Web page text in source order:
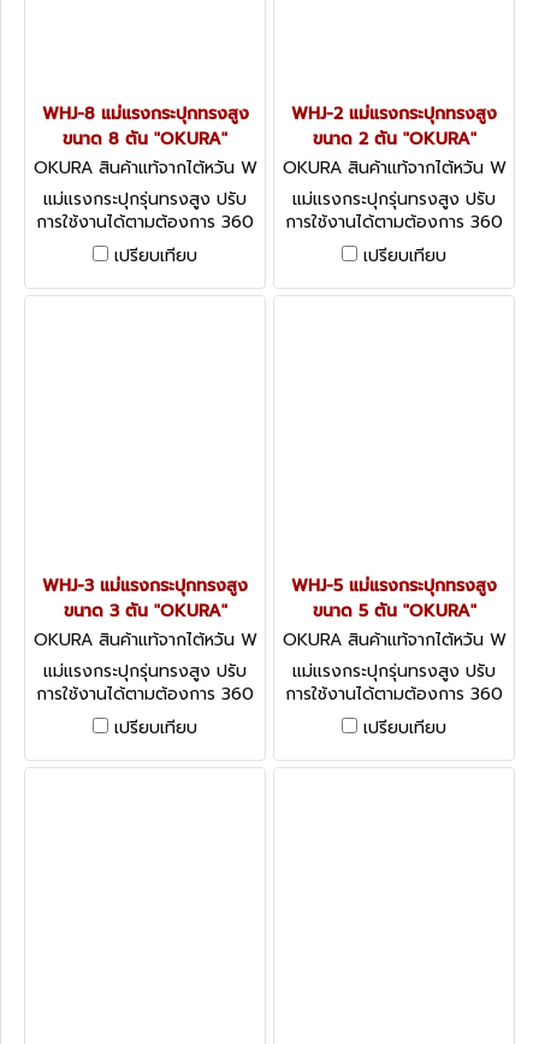
WHJ-8 แม่แรงกระปุกทรงสูง
ขนาด 8 ตัน "OKURA"
OKURA สินค้าแท้จากไต้หวัน W
HJ-8
แม่แรงกระปุกรุ่นทรงสูง ปรับ
การใช้งานได้ตามต้องการ 360
องศา ทั้งแนวตั้ง แนวตะแคง
แนวนอน
เปรียบเทียบ
WHJ-2 แม่แรงกระปุกทรงสูง
ขนาด 2 ตัน "OKURA"
OKURA สินค้าแท้จากไต้หวัน W
HJ-2
แม่แรงกระปุกรุ่นทรงสูง ปรับ
การใช้งานได้ตามต้องการ 360
องศา ทั้งแนวตั้ง แนวตะแคง
แนวนอน
เปรียบเทียบ
WHJ-3 แม่แรงกระปุกทรงสูง
ขนาด 3 ตัน "OKURA"
OKURA สินค้าแท้จากไต้หวัน W
HJ-3
แม่แรงกระปุกรุ่นทรงสูง ปรับ
การใช้งานได้ตามต้องการ 360
องศา ทั้งแนวตั้ง แนวตะแคง
แนวนอน
เปรียบเทียบ
WHJ-5 แม่แรงกระปุกทรงสูง
ขนาด 5 ตัน "OKURA"
OKURA สินค้าแท้จากไต้หวัน W
HJ-5
แม่แรงกระปุกรุ่นทรงสูง ปรับ
การใช้งานได้ตามต้องการ 360
องศา ทั้งแนวตั้ง แนวตะแคง
แนวนอน
เปรียบเทียบ